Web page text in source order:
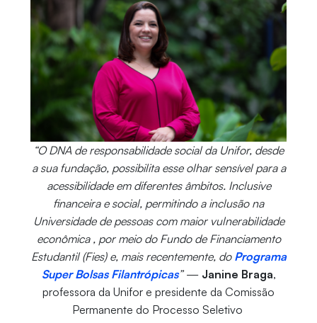
“O DNA de responsabilidade social da Unifor, desde
a sua fundação, possibilita esse olhar sensível para a
acessibilidade em diferentes âmbitos. Inclusive
financeira e social, permitindo a inclusão na
Universidade de pessoas com maior vulnerabilidade
econômica , por meio do Fundo de Financiamento
Estudantil (Fies) e, mais recentemente, do Programa
Super Bolsas Filantrópicas”— Janine Braga,
professora da Unifor e presidente da Comissão
Permanente do Processo Seletivo